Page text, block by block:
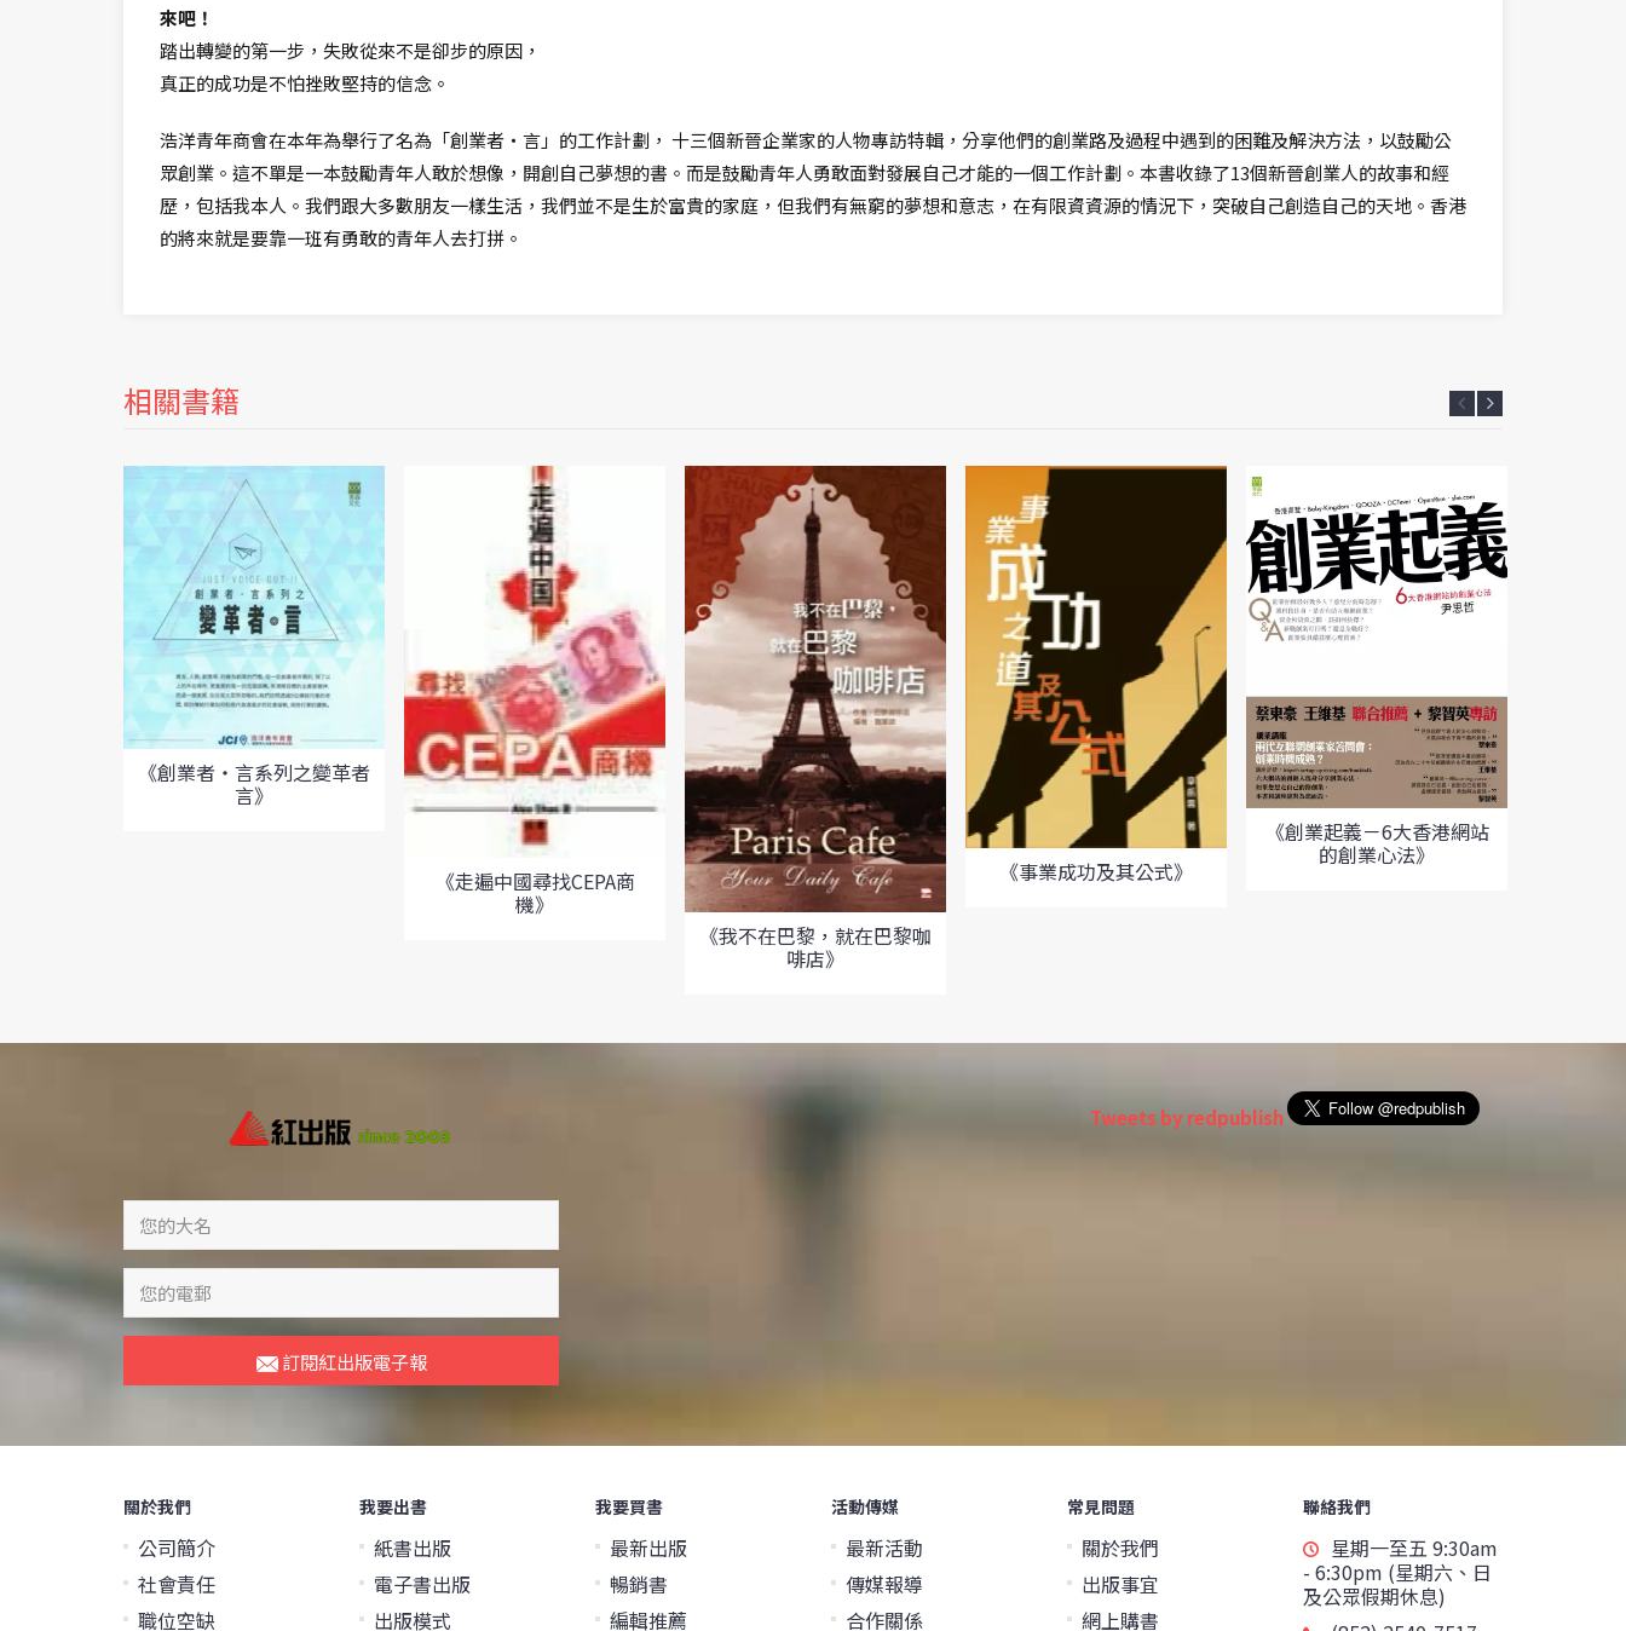
來吧！
踏出轉變的第一步，失敗從來不是卻步的原因，
真正的成功是不怕挫敗堅持的信念。
浩洋青年商會在本年為舉行了名為「創業者‧言」的工作計劃， 十三個新晉企業家的人物專訪特輯，分享他們的創業路及過程中遇到的困難及解決方法，以鼓勵公
眾創業。這不單是一本鼓勵青年人敢於想像，開創自己夢想的書。而是鼓勵青年人勇敢面對發展自己才能的一個工作計劃。本書收錄了13個新晉創業人的故事和經
歷，包括我本人。我們跟大多數朋友一樣生活，我們並不是生於富貴的家庭，但我們有無窮的夢想和意志，在有限資資源的情況下，突破自己創造自己的天地。香港
的將來就是要靠一班有勇敢的青年人去打拼。
相關書籍
《創業者‧言系列之變革者
言》
《走遍中國尋找CEPA商
機》
《我不在巴黎，就在巴黎咖
啡店》
《事業成功及其公式》
《創業起義－6大香港網站
的創業心法》
訂閱紅出版電子報
Tweets by redpublish
關於我們
公司簡介
社會責任
職位空缺
我要出書
紙書出版
電子書出版
出版模式
我要買書
最新出版
暢銷書
編輯推薦
活動傳媒
最新活動
傳媒報導
合作關係
常見問題
關於我們
出版事宜
網上購書
聯絡我們
星期一至五 9:30am
- 6:30pm (星期六、日
及公眾假期休息)